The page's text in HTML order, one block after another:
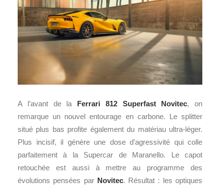
A l’avant de la Ferrari 812 Superfast Novitec, on
remarque un nouvel entourage en carbone. Le splitter
situé plus bas profite également du matériau ultra-léger.
Plus incisif, il génère une dose d’agressivité qui colle
parfaitement à la Supercar de Maranello. Le capot
retouchée est aussi à mettre au programme des
évolutions pensées par Novitec. Résultat : les optiques